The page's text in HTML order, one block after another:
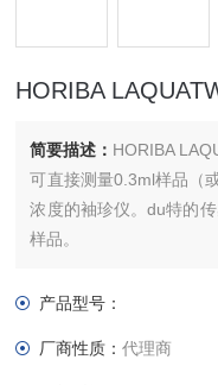
HORIBA
简要描述： HORIBA
可直接测量0.3ml样品（
浓度的袖珍仪。du特的
样品。
产品型号：
厂商性质：代理商